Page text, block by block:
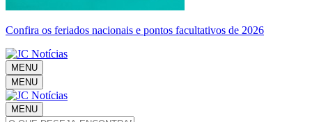
Confira os feriados nacionais e pontos facultativos de 2026
MENU
MENU
MENU